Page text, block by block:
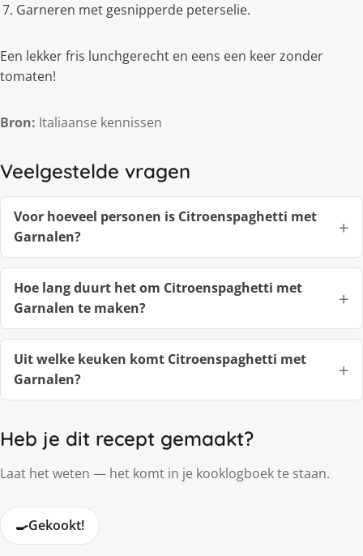
Garneren met gesnipperde peterselie.
Een lekker fris lunchgerecht en eens een keer zonder
tomaten!
Bron: Italiaanse kennissen
Veelgestelde vragen
Voor hoeveel personen is Citroenspaghetti met
Garnalen?
Hoe lang duurt het om Citroenspaghetti met
Garnalen te maken?
Uit welke keuken komt Citroenspaghetti met
Garnalen?
Heb je dit recept gemaakt?
Laat het weten — het komt in je kooklogboek te staan.
🍳Gekookt!